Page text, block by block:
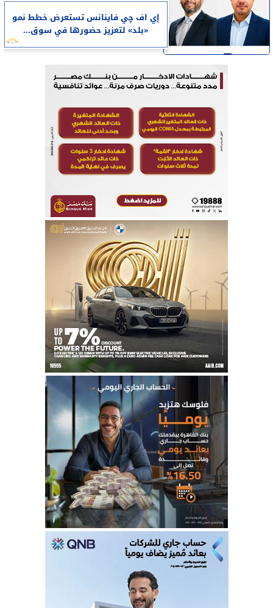
إي اف چي فاينانس تستعرض خطط نمو
«بلد» لتعزيز حضورها في سوق...